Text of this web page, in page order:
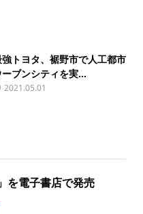
トヨタ、裾野市で人工都市
ーブンシティを実...
2021.05.01
を電子書店で発売